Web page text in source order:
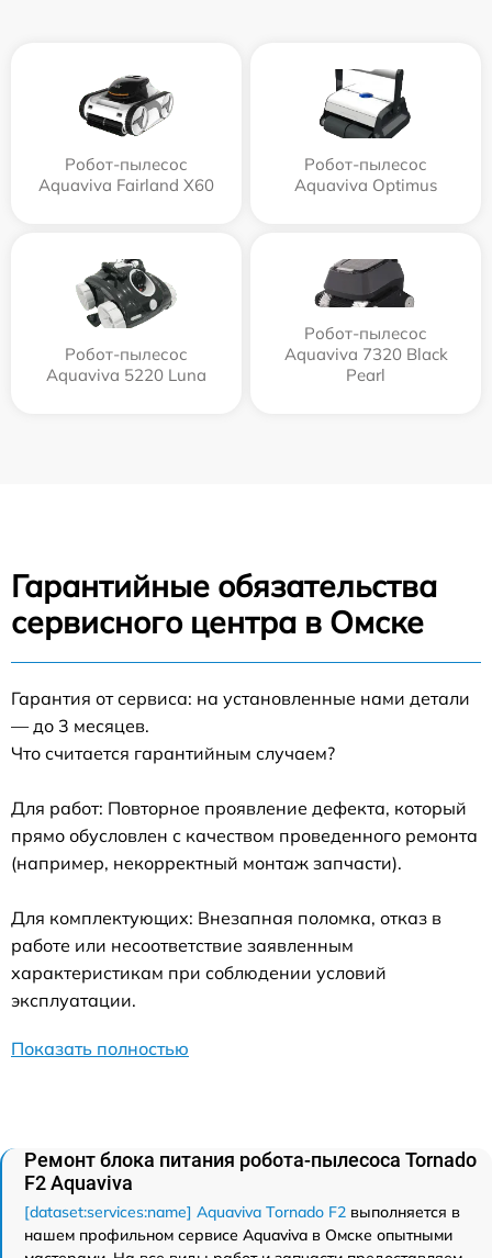
Робот-пылесос
Aquaviva Fairland X60
Робот-пылесос
Aquaviva Optimus
Робот-пылесос
Aquaviva 5220 Luna
Робот-пылесос
Aquaviva 7320 Black
Pearl
Гарантийные обязательства
сервисного центра в Омске
Гарантия от сервиса: на установленные нами детали
— до 3 месяцев.
Что считается гарантийным случаем?
Для работ: Повторное проявление дефекта, который
прямо обусловлен с качеством проведенного ремонта
(например, некорректный монтаж запчасти).
Для комплектующих: Внезапная поломка, отказ в
работе или несоответствие заявленным
характеристикам при соблюдении условий
эксплуатации.
Показать полностью
Ремонт блока питания робота-пылесоса Tornado
F2 Aquaviva
[dataset:services:name] Aquaviva Tornado F2 выполняется в
нашем профильном сервисе Aquaviva в Омске опытными